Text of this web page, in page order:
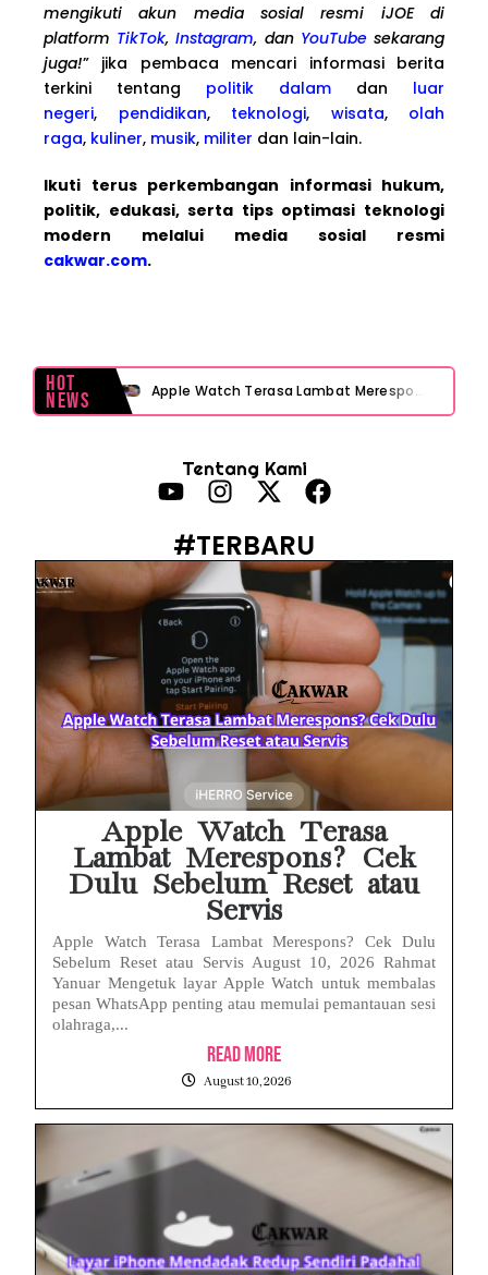
mengikuti akun media sosial resmi iJOE di
platform TikTok,Instagram, dan YouTubesekarang
juga!” jika pembaca mencari informasi berita
terkini tentang politik dalam dan luar
negeri, pendidikan, teknologi, wisata, olah
raga, kuliner, musik, militer dan lain-lain.
Ikuti terus perkembangan informasi hukum,
politik, edukasi, serta tips optimasi teknologi
modern melalui media sosial resmi
cakwar.com.
Hot
News Apple Watch Terasa Lambat Merespons? Cek Dulu Sebelum Reset atau Servis
Prabowo Sebut ‘Londo Ireng’, Ray Rangkuti Desak DPR Bersikap, Ini Ulasan Politiknya
Febrie Adriansyah Ditahan, Mengapa Tanpa Rompi Pink? Ini Penjelasan dan Faktanya
Tentang Kami
#TERBARU
Apple Watch Terasa
Lambat Merespons? Cek
Dulu Sebelum Reset atau
Servis
Apple Watch Terasa Lambat Merespons? Cek Dulu
Sebelum Reset atau Servis August 10, 2026 Rahmat
Yanuar Mengetuk layar Apple Watch untuk membalas
pesan WhatsApp penting atau memulai pemantauan sesi
olahraga,...
Read More
August 10, 2026